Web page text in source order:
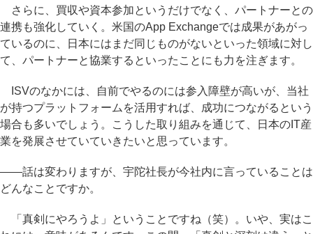
さらに、買収や資本参加というだけでなく、パートナーとの
連携も強化していく。米国のApp Exchangeでは成果があがっ
ているのに、日本にはまだ同じものがないといった領域に対し
て、パートナーと協業するといったことにも力を注ぎます。
ISVのなかには、自前でやるのには参入障壁が高いが、当社
が持つプラットフォームを活用すれば、成功につながるという
場合も多いでしょう。こうした取り組みを通じて、日本のIT産
業を発展させていていきたいと思っています。
――話は変わりますが、宇陀社長が今社内に言っていることは
どんなことですか。
「真剣にやろうよ」ということですね（笑）。いや、実はこ